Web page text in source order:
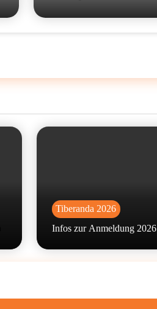
Tiberanda 2026
Infos zur Anmeldung 2026